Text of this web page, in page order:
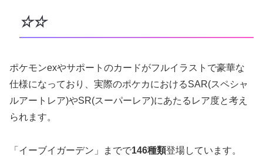
☆☆
ポケモンexやサポートのカードがフルイラストで豪華な
仕様になっており、実際のポケカにおけるSAR(スペシャ
ルアートレア)やSR(スーパーレア)にあたるレア度と考え
られます。
「イーブイガーデン」までで146種類登場しています。